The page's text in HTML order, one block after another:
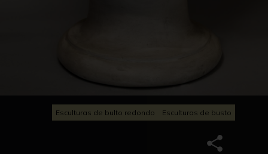
Esculturas de bulto redondo Esculturas de busto